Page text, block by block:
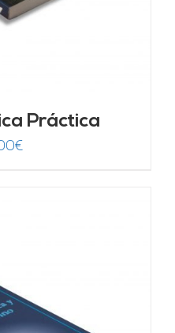
Práctica
€